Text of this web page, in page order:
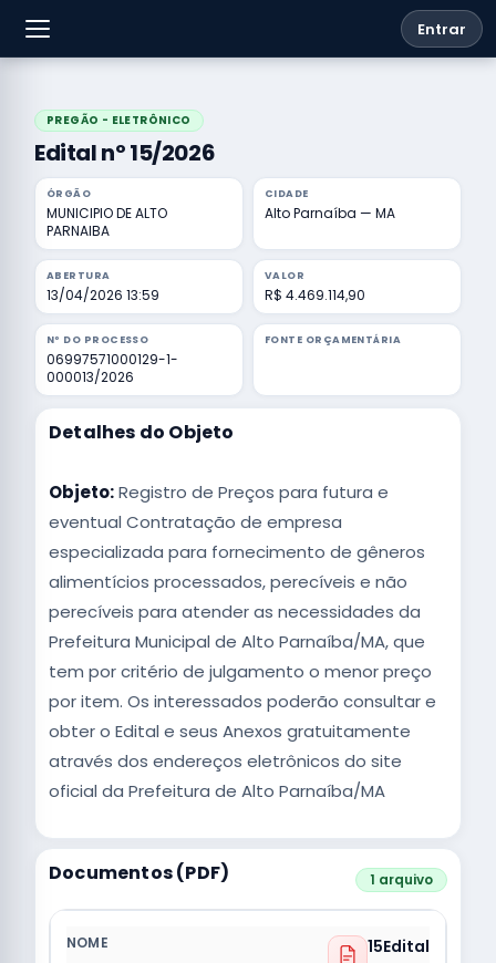
Entrar
PREGÃO - ELETRÔNICO
Edital nº 15/2026
ÓRGÃO
MUNICIPIO DE ALTO
PARNAIBA
CIDADE
Alto Parnaíba — MA
ABERTURA
13/04/2026 13:59
VALOR
R$ 4.469.114,90
Nº DO PROCESSO
06997571000129-1-
000013/2026
FONTE ORÇAMENTÁRIA
Detalhes do Objeto
Objeto:Registro de Preços para futura e
eventual Contratação de empresa
especializada para fornecimento de gêneros
alimentícios processados, perecíveis e não
perecíveis para atender as necessidades da
Prefeitura Municipal de Alto Parnaíba/MA, que
tem por critério de julgamento o menor preço
por item. Os interessados poderão consultar e
obter o Edital e seus Anexos gratuitamente
através dos endereços eletrônicos do site
oficial da Prefeitura de Alto Parnaíba/MA
Documentos (PDF) 1 arquivo
15Edital